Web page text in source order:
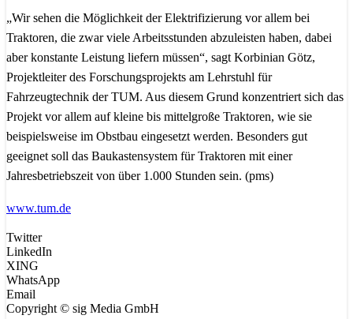
„Wir sehen die Möglichkeit der Elektrifizierung vor allem bei
Traktoren, die zwar viele Arbeitsstunden abzuleisten haben, dabei
aber konstante Leistung liefern müssen“, sagt Korbinian Götz,
Projektleiter des Forschungsprojekts am Lehrstuhl für
Fahrzeugtechnik der TUM. Aus diesem Grund konzentriert sich das
Projekt vor allem auf kleine bis mittelgroße Traktoren, wie sie
beispielsweise im Obstbau eingesetzt werden. Besonders gut
geeignet soll das Baukastensystem für Traktoren mit einer
Jahresbetriebszeit von über 1.000 Stunden sein. (pms)
www.tum.de
Twitter
LinkedIn
XING
WhatsApp
Email
Copyright © sig Media GmbH